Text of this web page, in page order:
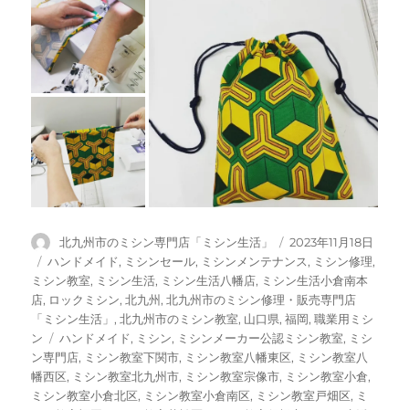
投
稿
者
北九州市のミシン専門店「ミシン生活」
投
稿
日:
2023年11月18日
カ
テ
ゴ
リ
ー
ハンドメイド, ミシンセール, ミシンメンテナンス, ミシン修理,
ミシン教室, ミシン生活, ミシン生活八幡店, ミシン生活小倉南本
店, ロックミシン,北九州 ,北九州市のミシン修理・販売専門店
「ミシン生活」 ,北九州市のミシン教室, 山口県,福岡,職業用ミシ
ン
タ
グ
ハンドメイド, ミシン, ミシンメーカー公認ミシン教室, ミシ
ン専門店, ミシン教室下関市, ミシン教室八幡東区, ミシン教室八
幡西区, ミシン教室北九州市, ミシン教室宗像市, ミシン教室小倉,
ミシン教室小倉北区, ミシン教室小倉南区, ミシン教室戸畑区, ミ